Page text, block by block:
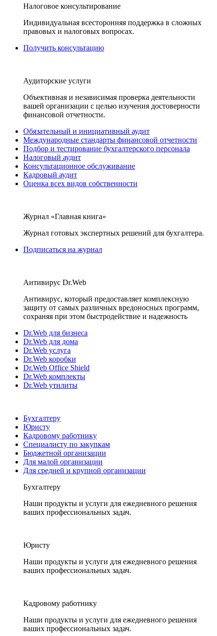
Налоговое консультирование
Индивидуальная всесторонняя поддержка в сложных
правовых и налоговых вопросах.
Получить консультацию
Аудиторские услуги
Объективная и независимая проверка деятельности
вашей организации с целью изучения достоверности
финансовой отчетности.
Обязательный и инициативный аудит
Международные стандарты финансовой отчетности
Подбор и тестирование бухгалтерского персонала
Налоговый аудит
Консультационное обслуживание
Кадровый аудит
Оценка всех видов собственности
Журнал «Главная книга»
Журнал готовых экспертных решений для бухгалтера.
Подписаться на журнал
Антивирус Dr.Web
Антивирус, который предоставляет комплексную
защиту от самых различных вредоносных программ,
сохраняя при этом быстродействие и надежность
Dr.Web для бизнеса
Dr.Web для дома
Dr.Web услуга
Dr.Web коробки
Dr.Web Office Shield
Dr.Web комплекты
Dr.Web утилиты
Бухгалтеру
Юристу
Кадровому работнику
Специалисту по закупкам
Бюджетной организации
Для малой организации
Для средней и крупной организации
Бухгалтеру
Наши продукты и услуги для ежедневного решения
ваших профессиональных задач.
Юристу
Наши продукты и услуги для ежедневного решения
ваших профессиональных задач.
Кадровому работнику
Наши продукты и услуги для ежедневного решения
ваших профессиональных задач.